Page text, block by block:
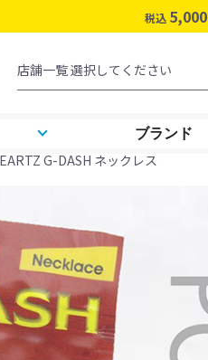
税込 5,000
ブランド
G-DASH ネックレス